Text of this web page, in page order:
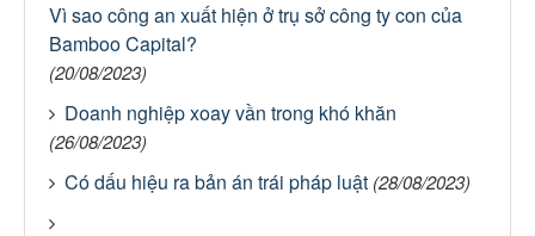
Vì sao công an xuất hiện ở trụ sở công ty con của
Bamboo Capital?
(20/08/2023)
Doanh nghiệp xoay vần trong khó khăn
(26/08/2023)
Có dấu hiệu ra bản án trái pháp luật (28/08/2023)